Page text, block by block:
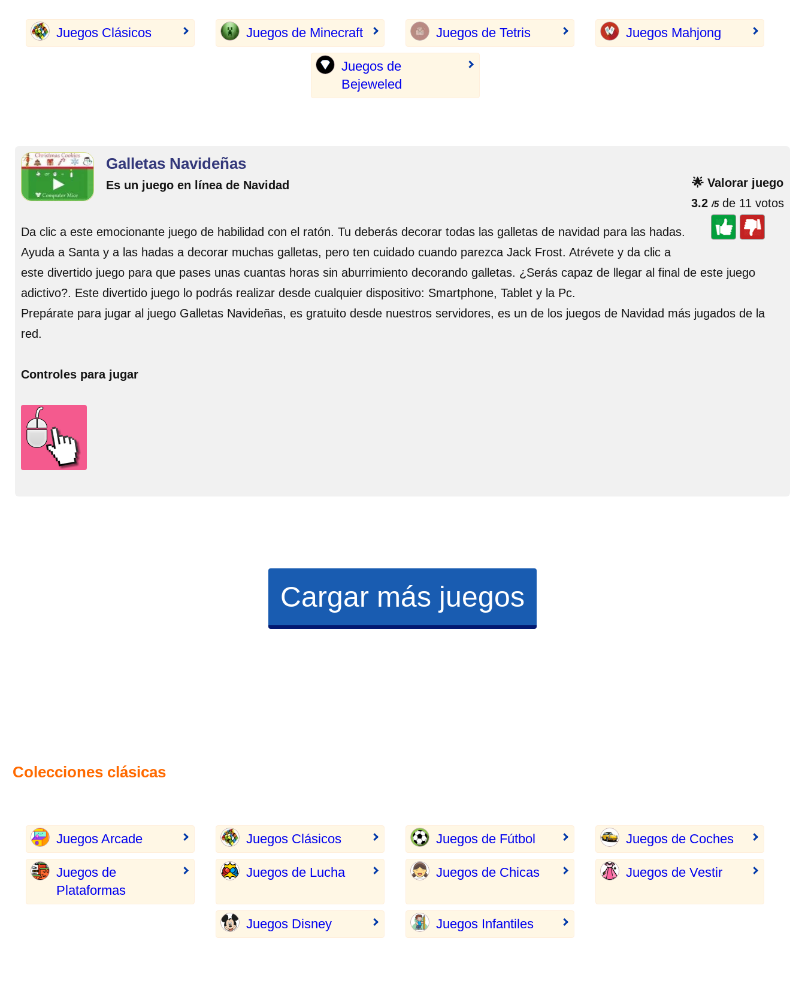
Juegos Clásicos Juegos de Minecraft Juegos de Tetris Juegos Mahjong
Juegos de
Bejeweled
🌟 Valorar juego
3.2 /5de 11 votos
Galletas Navideñas
Es un juego en línea de Navidad
Da clic a este emocionante juego de habilidad con el ratón. Tu deberás decorar todas las galletas de navidad para las hadas.
Ayuda a Santa y a las hadas a decorar muchas galletas, pero ten cuidado cuando parezca Jack Frost. Atrévete y da clic a
este divertido juego para que pases unas cuantas horas sin aburrimiento decorando galletas. ¿Serás capaz de llegar al final de este juego
adictivo?. Este divertido juego lo podrás realizar desde cualquier dispositivo: Smartphone, Tablet y la Pc.
Prepárate para jugar al juego Galletas Navideñas, es gratuito desde nuestros servidores, es un de los juegos de Navidad más jugados de la
red.
Controles para jugar
Cargar más juegos
Colecciones clásicas
Juegos Arcade Juegos Clásicos Juegos de Fútbol Juegos de Coches
Juegos de
Plataformas
Juegos de Lucha Juegos de Chicas Juegos de Vestir
Juegos Disney Juegos Infantiles